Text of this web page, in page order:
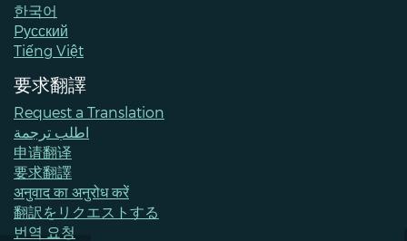
한국어
Pусский
Tiếng Việt
要求翻譯
Request a Translation
اطلب ترجمة
申请翻译
要求翻譯
अनुवाद का अनुरोध करें
翻訳をリクエストする
번역 요청